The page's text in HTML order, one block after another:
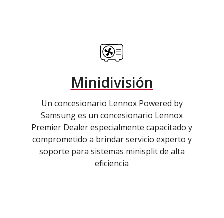
Minidivisión
Un concesionario Lennox Powered by
Samsung es un concesionario Lennox
Premier Dealer especialmente capacitado y
comprometido a brindar servicio experto y
soporte para sistemas minisplit de alta
eficiencia